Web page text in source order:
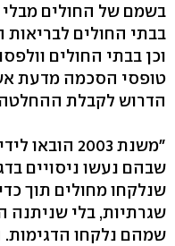
בשמם של החולים
בבתי החולים
וכן בבתי החולים
טופסי הסכמה מדעת
הדרוש לקבלת
"משנת 2003
שבהם נעשו ניסויים
שנלקחו מחולים תוך
שגרתיות, בלי
שמהם נלקחו